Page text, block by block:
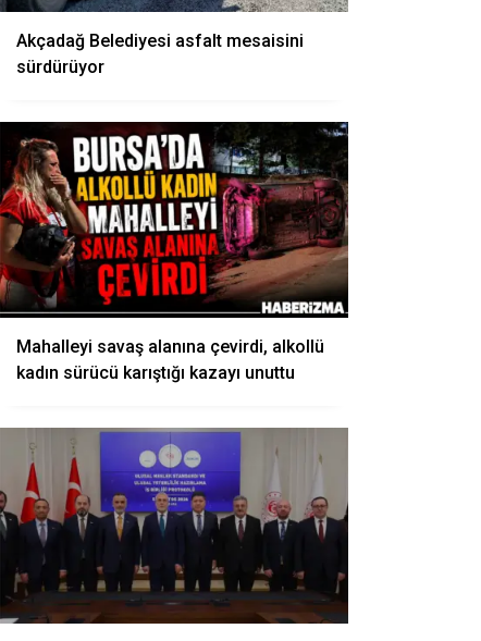
Akçadağ Belediyesi asfalt mesaisini
sürdürüyor
Mahalleyi savaş alanına çevirdi, alkollü
kadın sürücü karıştığı kazayı unuttu